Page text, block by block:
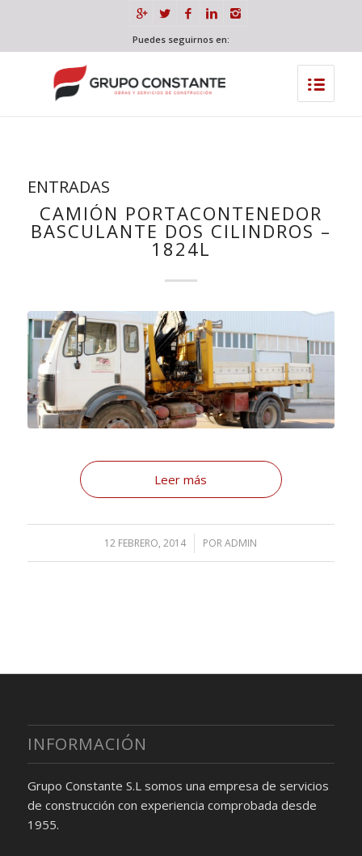
Puedes seguirnos en:
ENTRADAS
CAMIÓN PORTACONTENEDOR
BASCULANTE DOS CILINDROS –
1824L
Leer más
12 FEBRERO, 2014
/ PORADMIN
INFORMACIÓN
Grupo Constante S.L somos una empresa de servicios
de construcción con experiencia comprobada desde
1955.